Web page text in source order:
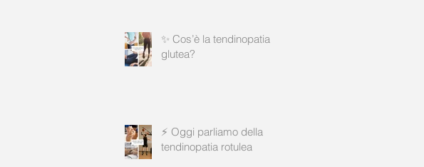
✨ Cos’è la tendinopatia
glutea?
⚡ Oggi parliamo della
tendinopatia rotulea